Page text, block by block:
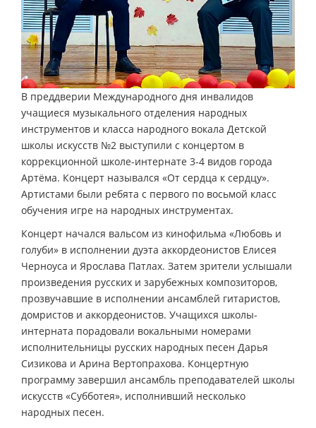
В преддверии Международного дня инвалидов
учащиеся музыкального отделения народных
инструментов и класса народного вокала Детской
школы искусств №2 выступили с концертом в
коррекционной школе-интернате 3-4 видов города
Артёма. Концерт назывался «От сердца к сердцу».
Артистами были ребята с первого по восьмой класс
обучения игре на народных инструментах.
Концерт начался вальсом из кинофильма «Любовь и
голуби» в исполнении дуэта аккордеонистов Елисея
Черноуса и Ярослава Патлах. Затем зрители услышали
произведения русских и зарубежных композиторов,
прозвучавшие в исполнении ансамблей гитаристов,
домристов и аккордеонистов. Учащихся школы-
интерната порадовали вокальными номерами
исполнительницы русских народных песен Дарья
Сизикова и Арина Вертопрахова. Концертную
программу завершил ансамбль преподавателей школы
искусств «Субботея», исполнивший несколько
народных песен.